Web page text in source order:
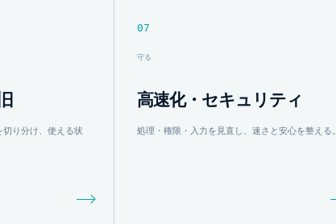
り分け、使える状
07
守る
高速化・セキュリティ
処理・権限・入力を見直し、速さと安心を整える。